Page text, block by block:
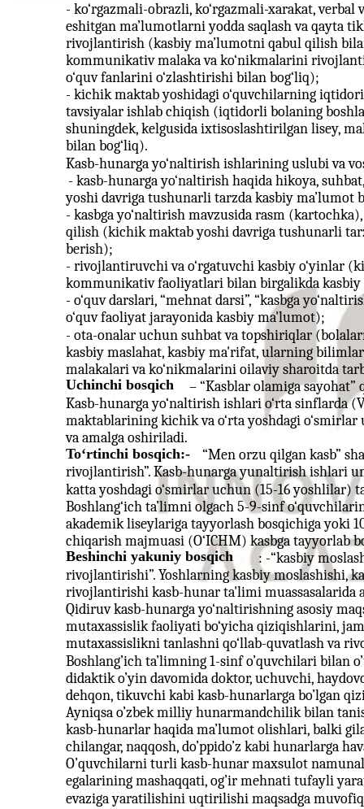
- ko‘rgazmali-obrazli, ko‘rgazmali-xarakat,
eshitgan ma’lumotlarni yodda saqlash va qayta
rivojlantirish (kasbiy ma’lumotni qabul qilish
kommunikativ malaka va ko‘nikmalarini
o‘quv fanlarini o‘zlashtirishi bilan bog‘liq);
- kichik maktab yoshidagi o‘quvchilarning
tavsiyalar ishlab chiqish (iqtidorli bolaning
shuningdek, kelgusida ixtisoslashtirilgan lisey,
bilan bog‘liq).
Kasb-hunarga yo‘naltirish ishlarining uslubi va
- kasb-hunarga yo‘naltirish haqida hikoya,
yoshi davriga tushunarli tarzda kasbiy ma’lumot
- kasbga yo‘naltirish mavzusida rasm
qilish (kichik maktab yoshi davriga tushunarli
berish);
- rivojlantiruvchi va o‘rgatuvchi kasbiy o‘yinlar
kommunikativ faoliyatlari bilan birgalikda
- o‘quv darslari, “mehnat darsi”, “kasbga
o‘quv faoliyat jarayonida kasbiy ma'lumot);
- ota-onalar uchun suhbat va topshiriqlar
kasbiy maslahat, kasbiy ma'rifat, ularning
malakalari va ko‘nikmalarini oilaviy sharoitda
Uchinchi bosqich
– “Kasblar olamiga
Kasb-hunarga yo‘naltirish ishlari o‘rta sinflarda
maktablarining kichik va o‘rta yoshdagi
va amalga oshiriladi.
To‘rtinchi bosqich:-
“Men orzu qilgan kasb”
rivojlantirish”. Kasb-hunarga yunaltirish ishlari
katta yoshdagi o‘smirlar uchun (15-16 yoshlilar)
Boshlang‘ich ta’limni olgach 5-9-sinf
akademik liseylariga tayyorlash bosqichiga yoki
chiqarish majmuasi (O‘ICHM) kasbga tayyorlab
Beshinchi yakuniy bosqich
: -“kasbiy
rivojlantirishi”. Yoshlarning kasbiy moslashishi,
rivojlantirishi kasb-hunar ta'limi muassasalarida
Qidiruv kasb-hunarga yo‘naltirishning asosiy
mutaxassislik faoliyati bo‘yicha qiziqishlarini,
mutaxassislikni tanlashni qo‘llab-quvatlash va
Boshlang’ich ta’limning 1-sinf o’quvchilari bilan
didaktik o’yin davomida doktor, uchuvchi,
dehqon, tikuvchi kabi kasb-hunarlarga bo’lgan
Ayniqsa o’zbek milliy hunarmandchilik bilan
kasb-hunarlar haqida ma’lumot olishlari, balki
chilangar, naqqosh, do’ppido’z kabi hunarlarga
O’quvchilarni turli kasb-hunar maxsulot
egalarining mashaqqati, og’ir mehnati tufayli
evaziga yaratilishini uqtirilishi maqsadga